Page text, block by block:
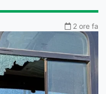
2 ore fa